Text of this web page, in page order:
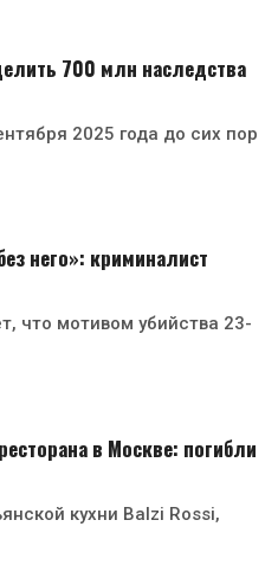
700 млн наследства
2025 года до сих пор
него»: криминалист
что мотивом убийства 23-
в Москве: погибли
кухни Balzi Rossi,